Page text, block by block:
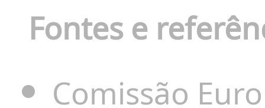
Fontes e
Comissão